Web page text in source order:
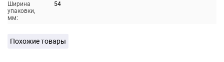
Ширина
упаковки,
мм:
54
Похожие товары